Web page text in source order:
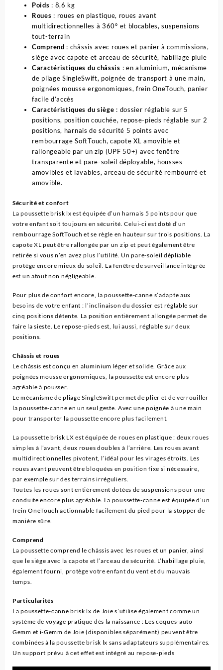
Poids : 8,6 kg
Roues : roues en plastique, roues avant
multidirectionnelles à 360° et blocables, suspensions
tout-terrain
Comprend : châssis avec roues et panier à commissions,
siège avec capote et arceau de sécurité, habillage pluie
Caractéristiques du châssis : en aluminium, mécanisme
de pliage SingleSwift, poignée de transport à une main,
poignées mousse ergonomiques, frein OneTouch, panier
facile d’accès
Caractéristiques du siège : dossier réglable sur 5
positions, position couchée, repose-pieds réglable sur 2
positions, harnais de sécurité 5 points avec
rembourrage SoftTouch, capote XL amovible et
rallongeable par un zip (UPF 50+) avec fenêtre
transparente et pare-soleil déployable, housses
amovibles et lavables, arceau de sécurité rembourré et
amovible.
Sécurité et confort
La poussette brisk lx est équipée d’un harnais 5 points pour que
votre enfant soit toujours en sécurité. Celui-ci est doté d’un
rembourrage SoftTouch et se règle en hauteur sur trois positions. La
capote XL peut être rallongée par un zip et peut également être
retirée si vous n’en avez plus l’utilité. Un pare-soleil dépliable
protège encore mieux du soleil. La fenêtre de surveillance intégrée
est un atout non négligeable.
Pour plus de confort encore, la poussette-canne s’adapte aux
besoins de votre enfant : l’inclinaison du dossier est réglable sur
cinq positions détente. La position entièrement allongée permet de
faire la sieste. Le repose-pieds est, lui aussi, réglable sur deux
positions.
Châssis et roues
Le châssis est conçu en aluminium léger et solide. Grâce aux
poignées mousse ergonomiques, la poussette est encore plus
agréable à pousser.
Le mécanisme de pliage SingleSwift permet de plier et de verrouiller
la poussette-canne en un seul geste. Avec une poignée à une main
pour transporter la poussette encore plus facilement.
La poussette brisk LX est équipée de roues en plastique : deux roues
simples à l’avant, deux roues doubles à l’arrière. Les roues avant
multidirectionnelles pivotent, l’idéal pour les virages étroits. Les
roues avant peuvent être bloquées en position fixe si nécessaire,
par exemple sur des terrains irréguliers.
Toutes les roues sont entièrement dotées de suspensions pour une
conduite encore plus agréable. La poussette-canne est équipée d’un
frein OneTouch actionnable facilement du pied pour la stopper de
manière sûre.
Comprend
La poussette comprend le châssis avec les roues et un panier, ainsi
que le siège avec la capote et l’arceau de sécurité. L’habillage pluie,
également fourni, protège votre enfant du vent et du mauvais
temps.
Particularités
La poussette-canne brisk lx de Joie s’utilise également comme un
système de voyage pratique dès la naissance : Les coques-auto
Gemm et i-Gemm de Joie (disponibles séparément) peuvent être
combinées à la poussette brisk lx sans adaptateurs supplémentaires.
Un support prévu à cet effet est intégré au repose-pieds